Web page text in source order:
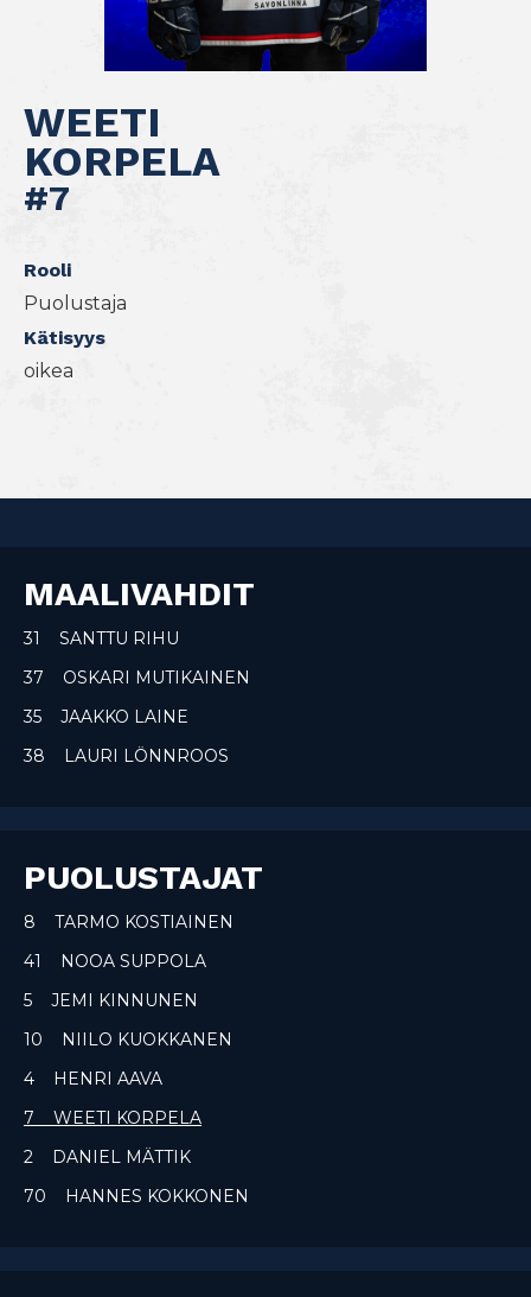
WEETI
KORPELA
#7
Rooli
Puolustaja
Kätisyys
oikea
MAALIVAHDIT
31 SANTTU RIHU
37 OSKARI MUTIKAINEN
35 JAAKKO LAINE
38 LAURI LÖNNROOS
PUOLUSTAJAT
8 TARMO KOSTIAINEN
41 NOOA SUPPOLA
5 JEMI KINNUNEN
10 NIILO KUOKKANEN
4 HENRI AAVA
7 WEETI KORPELA
2 DANIEL MÄTTIK
70 HANNES KOKKONEN